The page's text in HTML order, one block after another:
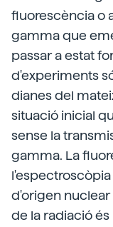
fluorescència o
gamma que
passar a estat
d'experiments
dianes del
situació inicial
sense la
gamma. La
l'espectroscòpia
d'origen nuclear
de la radiació